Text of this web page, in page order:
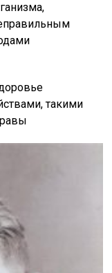
такими